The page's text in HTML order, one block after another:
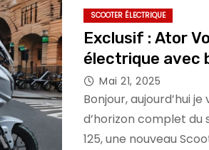
SCOOTER ÉLECTRIQUE
Exclusif : Ator
électrique avec
Mai 21, 2025
Bonjour, aujourd’hui
d’horizon complet
125, une nouveau